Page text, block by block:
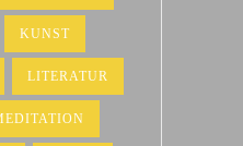
KUNST
LITERATUR